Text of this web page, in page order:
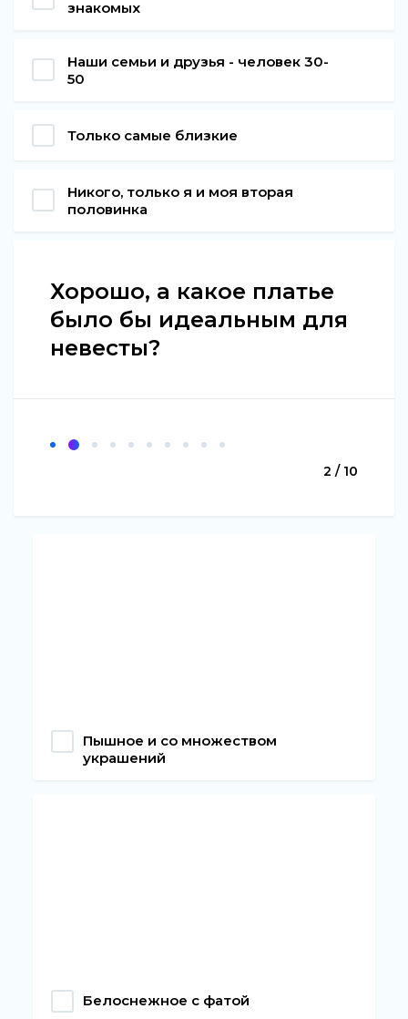
знакомых
Наши семьи и друзья - человек 30-
50
Только самые близкие
Никого, только я и моя вторая
половинка
Хорошо, а какое платье
было бы идеальным для
невесты?
2 / 10
Пышное и со множеством
украшений
Белоснежное с фатой